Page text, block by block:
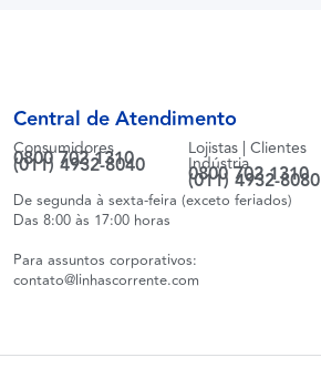
Central de Atendimento
Consumidores
0800 702 1310
(011) 4932-8040
Lojistas | Clientes
Indústria
0800 702 1310
(011) 4932-8080
De segunda à sexta-feira (exceto feriados)
Das 8:00 às 17:00 horas
Para assuntos corporativos:
contato@linhascorrente.com